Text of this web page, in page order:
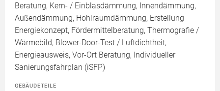
Beratung, Kern- / Einblasdämmung, Innendämmung,
Außendämmung, Hohlraumdämmung, Erstellung
Energiekonzept, Fördermittelberatung, Thermografie /
Wärmebild, Blower-Door-Test / Luftdichtheit,
Energieausweis, Vor-Ort Beratung, Individueller
Sanierungsfahrplan (iSFP)
GEBÄUDETEILE